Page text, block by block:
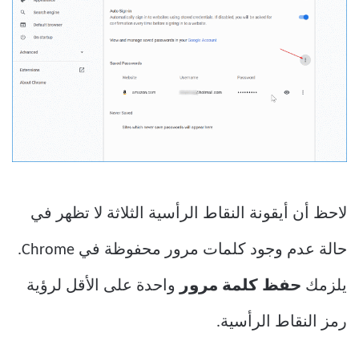
لاحظ أن أيقونة النقاط الرأسية الثلاثة لا تظهر في
حالة عدم وجود كلمات مرور محفوظة في Chrome.
يلزمك حفظ كلمة مرور واحدة على الأقل لرؤية
رمز النقاط الرأسية.